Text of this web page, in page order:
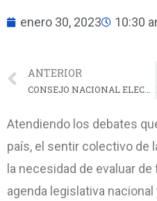
enero 30, 2023 10:30
ANTERIOR
Atendiendo los debates
país, el sentir colectivo de
la necesidad de evaluar
agenda legislativa